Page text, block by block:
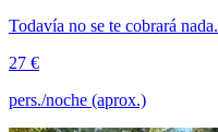
Todavía no se te cobrará nada.
27 €
pers./noche (aprox.)